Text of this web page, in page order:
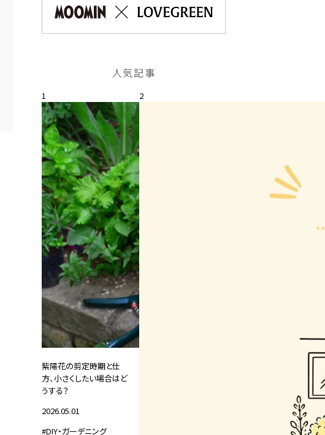
人気記事
1
紫陽花の剪定時期と仕
方、小さくしたい場合はど
うする？
2026.05.01
#DIY・ガーデニング
2